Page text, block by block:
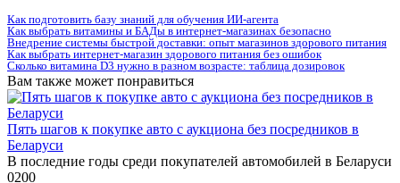
Как подготовить базу знаний для обучения ИИ-агента
Как выбрать витамины и БАДы в интернет-магазинах безопасно
Внедрение системы быстрой доставки: опыт магазинов здорового питания
Как выбрать интернет-магазин здорового питания без ошибок
Сколько витамина D3 нужно в разном возрасте: таблица дозировок
Вам также может понравиться
Пять шагов к покупке авто с аукциона без посредников в
Беларуси
В последние годы среди покупателей автомобилей в Беларуси
0200